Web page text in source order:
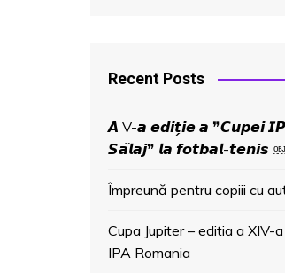
Recent Posts
𝘼 V-𝙖 𝙚𝙙𝙞𝙩̗𝙞𝙚 𝙖 ❞𝘾𝙪𝙥𝙚𝙞
𝙎𝙖̆𝙡𝙖𝙟❞ 𝙡𝙖 𝙛𝙤𝙩𝙗𝙖𝙡-𝙩𝙚𝙣𝙞𝙨
Împreună pentru copiii cu
Cupa Jupiter – editia a XIV-
IPA Romania